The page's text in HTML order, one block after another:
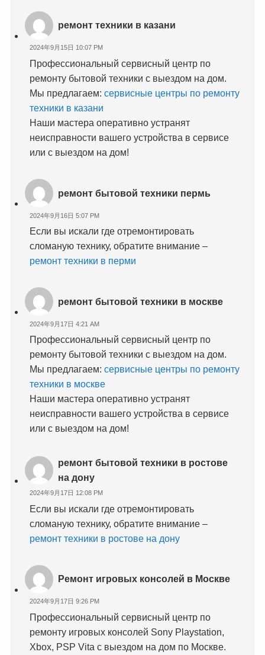
ремонт техники в казани
2024年9月15日 10:07 PM
Профессиональный сервисный центр по
ремонту бытовой техники с выездом на дом.
Мы предлагаем:сервисные центры по ремонту
техники в казани
Наши мастера оперативно устранят
неисправности вашего устройства в сервисе
или с выездом на дом!
ремонт бытовой техники пермь
2024年9月16日 5:07 PM
Если вы искали где отремонтировать
сломаную технику, обратите внимание –
ремонт техники в перми
ремонт бытовой техники в москве
2024年9月17日 4:21 AM
Профессиональный сервисный центр по
ремонту бытовой техники с выездом на дом.
Мы предлагаем:сервисные центры по ремонту
техники в москве
Наши мастера оперативно устранят
неисправности вашего устройства в сервисе
или с выездом на дом!
ремонт бытовой техники в ростове
на дону
2024年9月17日 12:08 PM
Если вы искали где отремонтировать
сломаную технику, обратите внимание –
ремонт техники в ростове на дону
Ремонт игровых консолей в Москве
2024年9月17日 9:26 PM
Профессиональный сервисный центр по
ремонту игровых консолей Sony Playstation,
Xbox, PSP Vita с выездом на дом по Москве.